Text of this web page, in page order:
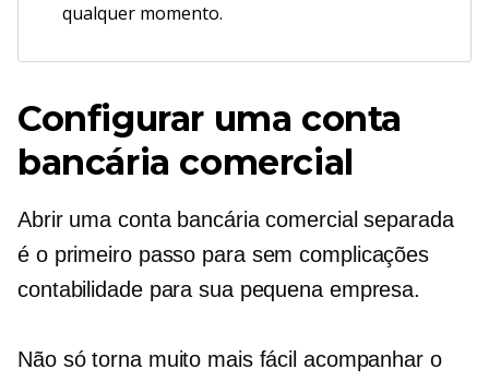
qualquer momento.
Configurar uma conta
bancária comercial
Abrir uma conta bancária comercial separada
é o primeiro passo para sem complicações
contabilidade para sua pequena empresa.
Não só torna muito mais fácil acompanhar o